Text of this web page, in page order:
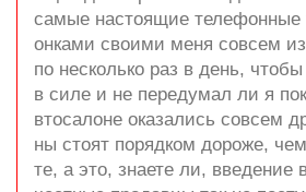
самые настоящие телефонные
онками своими меня совсем
по несколько раз в день,
в силе и не передумал ли я
втосалоне оказались совсем
ны стоят порядком дороже,
те, а это, знаете ли, введение